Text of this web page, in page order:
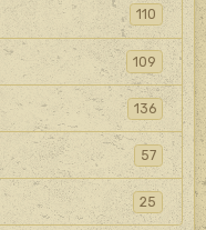
110
109
136
57
25